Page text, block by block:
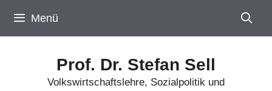
Inhalt
springen
Menü
Prof. Dr. Stefan Sell
Volkswirtschaftslehre, Sozialpolitik und